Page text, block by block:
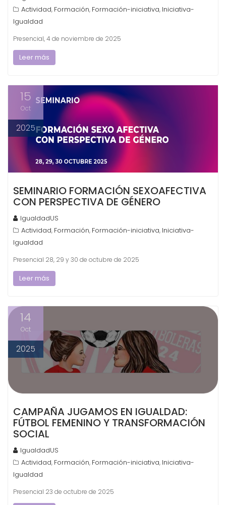
Actividad, Formación, Formación-iniciativa, Iniciativa-
Igualdad
Presencial, 4 de noviembre de 2025
Leer más
15
Oct
2025
SEMINARIO FORMACIÓN SEXOAFECTIVA
CON PERSPECTIVA DE GÉNERO
IgualdadUS
Actividad, Formación, Formación-iniciativa, Iniciativa-
Igualdad
Presencial 28, 29 y 30 de octubre de 2025
Leer más
14
Oct
2025
CAMPAÑA JUGAMOS EN IGUALDAD:
FÚTBOL FEMENINO Y TRANSFORMACIÓN
SOCIAL
IgualdadUS
Actividad, Formación, Formación-iniciativa, Iniciativa-
Igualdad
Presencial 23 de octubre de 2025